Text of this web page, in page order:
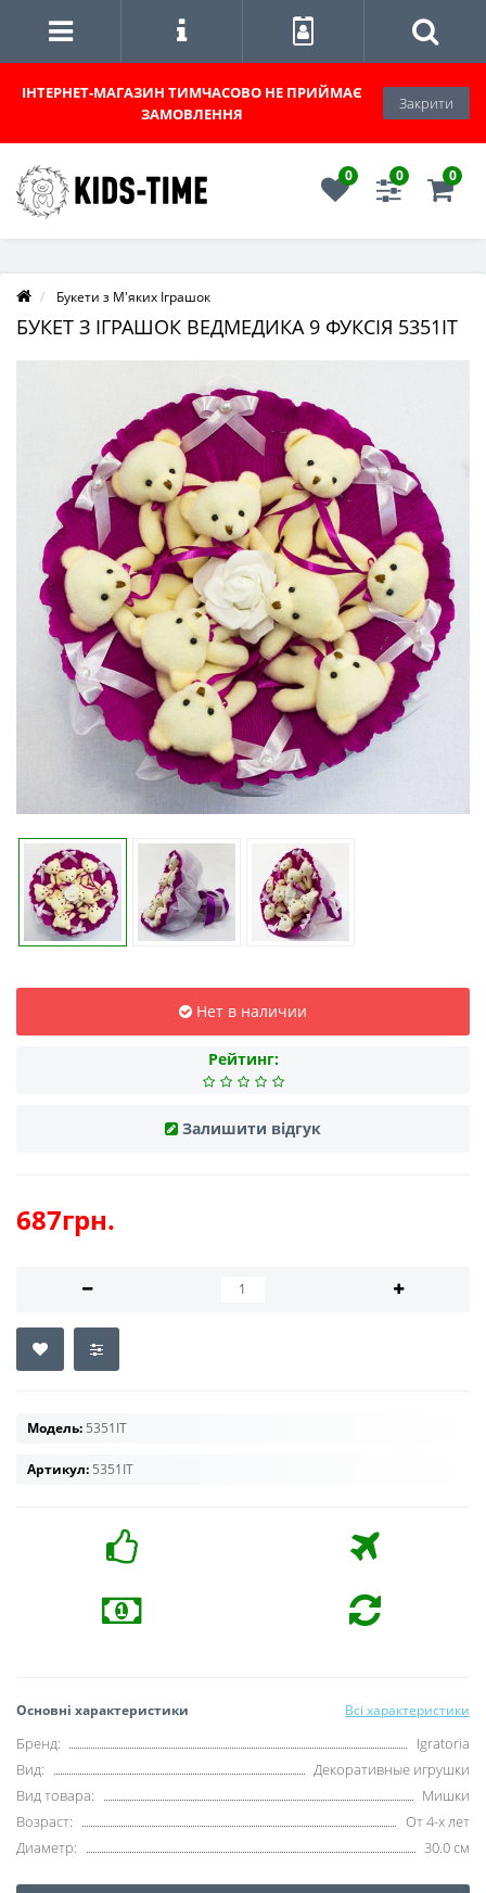
ІНТЕРНЕТ-МАГАЗИН ТИМЧАСОВО НЕ ПРИЙМАЄ
ЗАМОВЛЕННЯ
Закрити
0 0 0
Букети з М'яких Іграшок
БУКЕТ З ІГРАШОК ВЕДМЕДИКА 9 ФУКСІЯ 5351IT
Нет в наличии
Рейтинг:
Залишити відгук
687грн.
Модель: 5351IT
Артикул: 5351IT
Основні характеристики Всі характеристики
Бренд:
Igratoria
Вид:
Декоративные игрушки
Вид товара:
Мишки
Возраст:
От 4-х лет
Диаметр:
30.0 см